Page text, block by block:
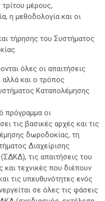
μέρους,
η μεθοδολογία και οι
τήρησης του Συστήματος
όλες οι απαιτήσεις
και ο τρόπος
Καταπολέμησης
πρόγραμμα οι
τις βασικές αρχές και τις
δωροδοκίας, τη
Διαχείρισης
τις απαιτήσεις του
και τεχνικές που διέπουν
τις υπευθυνότητες ενός
σε όλες τις φάσεις